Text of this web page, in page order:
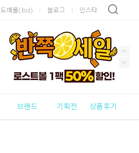
도매몰(.biz) 블로그 인스타
브랜드 기획전 상품후기